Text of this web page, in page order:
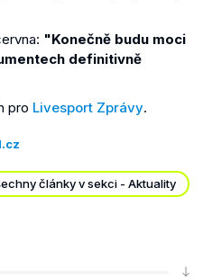
"Konečně budu moci
definitivně
pro Livesport Zprávy.
články v sekci - Aktuality